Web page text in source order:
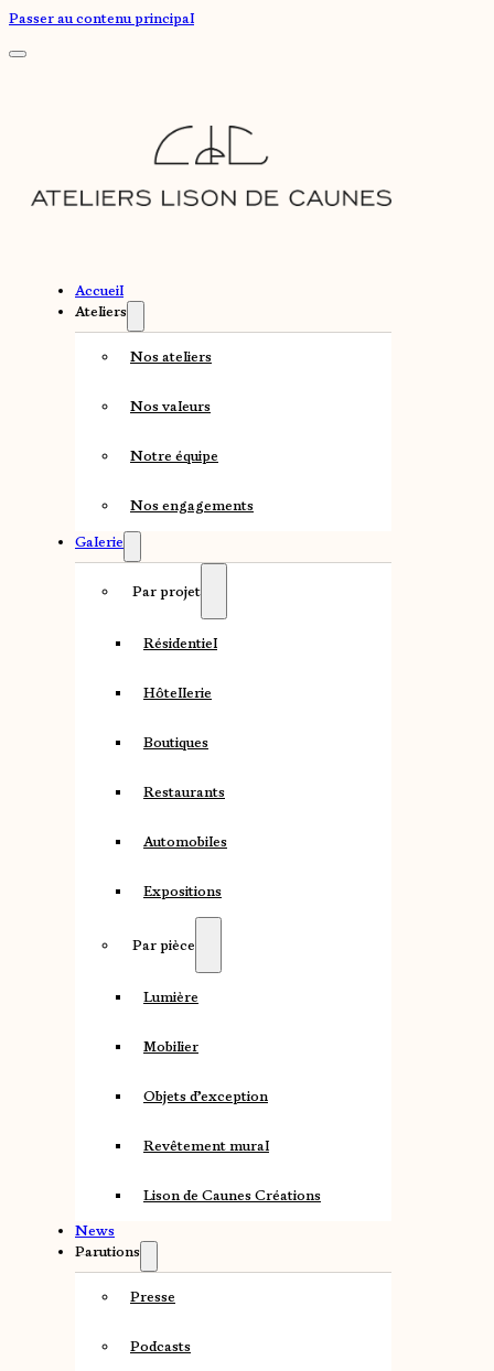
Passer au contenu principal
Accueil
Ateliers
Nos ateliers
Nos valeurs
Notre équipe
Nos engagements
Galerie
Par projet
Résidentiel
Hôtellerie
Boutiques
Restaurants
Automobiles
Expositions
Par pièce
Lumière
Mobilier
Objets d’exception
Revêtement mural
Lison de Caunes Créations
News
Parutions
Presse
Podcasts